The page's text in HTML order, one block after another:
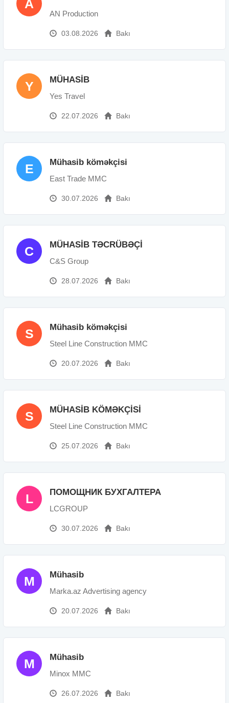
A
AN Production
03.08.2026 Bakı
Y MÜHASİB
Yes Travel
22.07.2026 Bakı
E Mühasib köməkçisi
East Trade MMC
30.07.2026 Bakı
C MÜHASİB TƏCRÜBƏÇİ
C&S Group
28.07.2026 Bakı
S Mühasib köməkçisi
Steel Line Construction MMC
20.07.2026 Bakı
S MÜHASİB KÖMƏKÇİSİ
Steel Line Construction MMC
25.07.2026 Bakı
L ПОМОЩНИК БУХГАЛТЕРА
LCGROUP
30.07.2026 Bakı
M Mühasib
Marka.az Advertising agency
20.07.2026 Bakı
M Mühasib
Minox MMC
26.07.2026 Bakı